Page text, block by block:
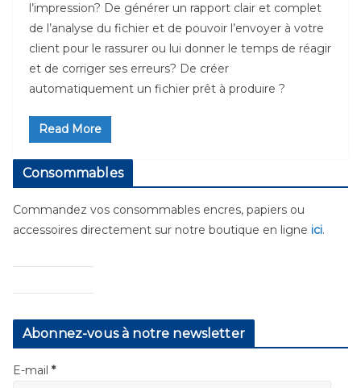
l’impression? De générer un rapport clair et complet
de l’analyse du fichier et de pouvoir l’envoyer à votre
client pour le rassurer ou lui donner le temps de réagir
et de corriger ses erreurs? De créer
automatiquement un fichier prêt à produire ?
Read More
Consommables
Commandez vos consommables encres, papiers ou
accessoires directement sur notre boutique en ligne ici.
Abonnez-vous à notre newsletter
E-mail *